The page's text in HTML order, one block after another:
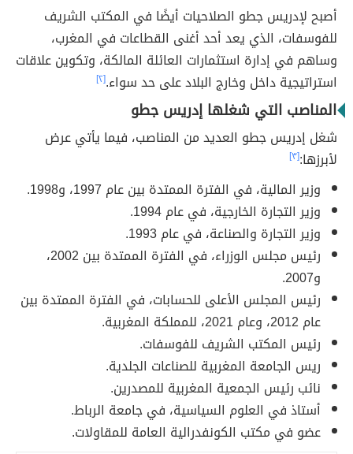
أصبح لإدريس جطو الصلاحيات أيضًا في المكتب الشريف
للفوسفات، الذي يعد أحد أغنى القطاعات في المغرب،
وساهم في إدارة استثمارات العائلة المالكة، وتكوين علاقات
استراتيجية داخل وخارج البلاد على حد سواء.[٢]
المناصب التي شغلها إدريس جطو
شغل إدريس جطو العديد من المناصب، فيما يأتي عرض
لأبرزها:[٣]
وزير المالية، في الفترة الممتدة بين عام 1997، و1998.
وزير التجارة الخارجية، في عام 1994.
وزير التجارة والصناعة، في عام 1993.
رئيس مجلس الوزراء، في الفترة الممتدة بين 2002،
و2007.
رئيس المجلس الأعلى للحسابات، في الفترة الممتدة بين
عام 2012، وعام 2021، للمملكة المغربية.
رئيس المكتب الشريف للفوسفات.
ريس الجامعة المغربية للصناعات الجلدية.
نائب رئيس الجمعية المغربية للمصدرين.
أستاذ في العلوم السياسية، في جامعة الرباط.
عضو في مكتب الكونفدرالية العامة للمقاولات.